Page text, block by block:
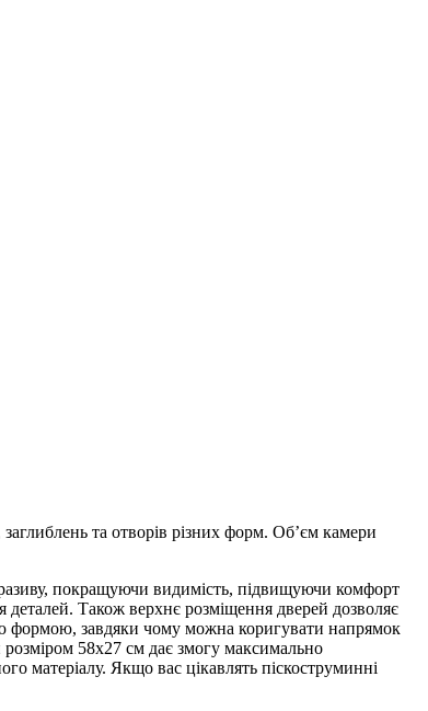
та отворів різних форм. Об’єм камери
покращуючи видимість, підвищуючи комфорт
Також верхнє розміщення дверей дозволяє
формою, завдяки чому можна коригувати напрямок
розміром 58х27 см дає змогу максимально
матеріалу. Якщо вас цікавлять піскоструминні